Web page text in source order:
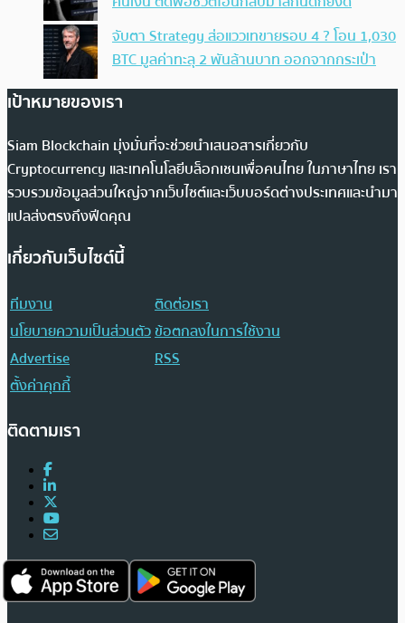
จับตา Strategy ส่อแววเทขายรอบ 4 ? โอน 1,030
BTC มูลค่าทะลุ 2 พันล้านบาท ออกจากกระเป๋า
เป้าหมายของเรา
Siam Blockchain มุ่งมั่นที่จะช่วยนำเสนอสารเกี่ยวกับ
Cryptocurrency และเทคโนโลยีบล็อกเชนเพื่อคนไทย ในภาษาไทย เรา
รวบรวมข้อมูลส่วนใหญ่จากเว็บไซต์และเว็บบอร์ดต่างประเทศและนำมา
แปลส่งตรงถึงฟีดคุณ
เกี่ยวกับเว็บไซต์นี้
ทีมงาน
ติดต่อเรา
นโยบายความเป็นส่วนตัวข้อตกลงในการใช้งาน
Advertise
RSS
ตั้งค่าคุกกี้
ติดตามเรา